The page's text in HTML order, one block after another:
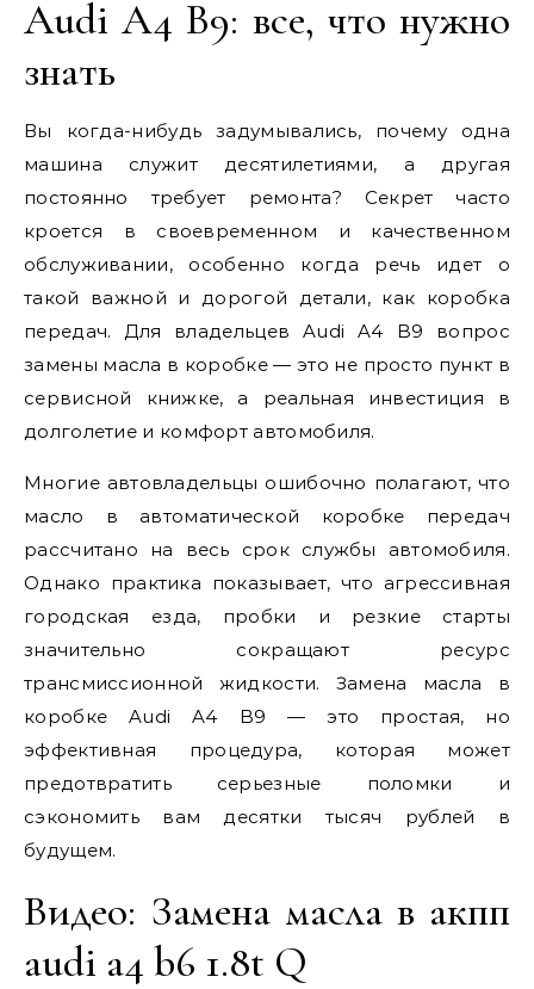
Audi A4 B9: все, что нужно
знать
Вы когда-нибудь задумывались, почему одна
машина служит десятилетиями, а другая
постоянно требует ремонта? Секрет часто
кроется в своевременном и качественном
обслуживании, особенно когда речь идет о
такой важной и дорогой детали, как коробка
передач. Для владельцев Audi A4 B9 вопрос
замены масла в коробке — это не просто пункт в
сервисной книжке, а реальная инвестиция в
долголетие и комфорт автомобиля.
Многие автовладельцы ошибочно полагают, что
масло в автоматической коробке передач
рассчитано на весь срок службы автомобиля.
Однако практика показывает, что агрессивная
городская езда, пробки и резкие старты
значительно сокращают ресурс
трансмиссионной жидкости. Замена масла в
коробке Audi A4 B9 — это простая, но
эффективная процедура, которая может
предотвратить серьезные поломки и
сэкономить вам десятки тысяч рублей в
будущем.
Видео: Замена масла в акпп
audi a4 b6 1.8t Q